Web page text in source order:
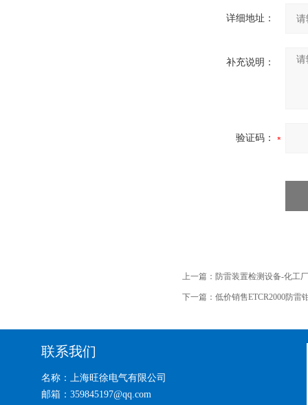
详细地址：
补充说明：
验证码：
上一篇： 防雷装置检测设备-化工
下一篇： 低价销售ETCR2000防雷
联系我们
名称：上海旺徐电气有限公司
邮箱：359845197@qq.com